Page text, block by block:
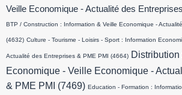
Veille Economique - Actualité des
BTP / Construction : Information & Veille Economique -
(4632) Culture - Tourisme - Loisirs - Sport : Information
Actualité des Entreprises & PME PMI (4664) Distribution
Economique - Veille Economique -
& PME PMI
(7469) Education - Formation :